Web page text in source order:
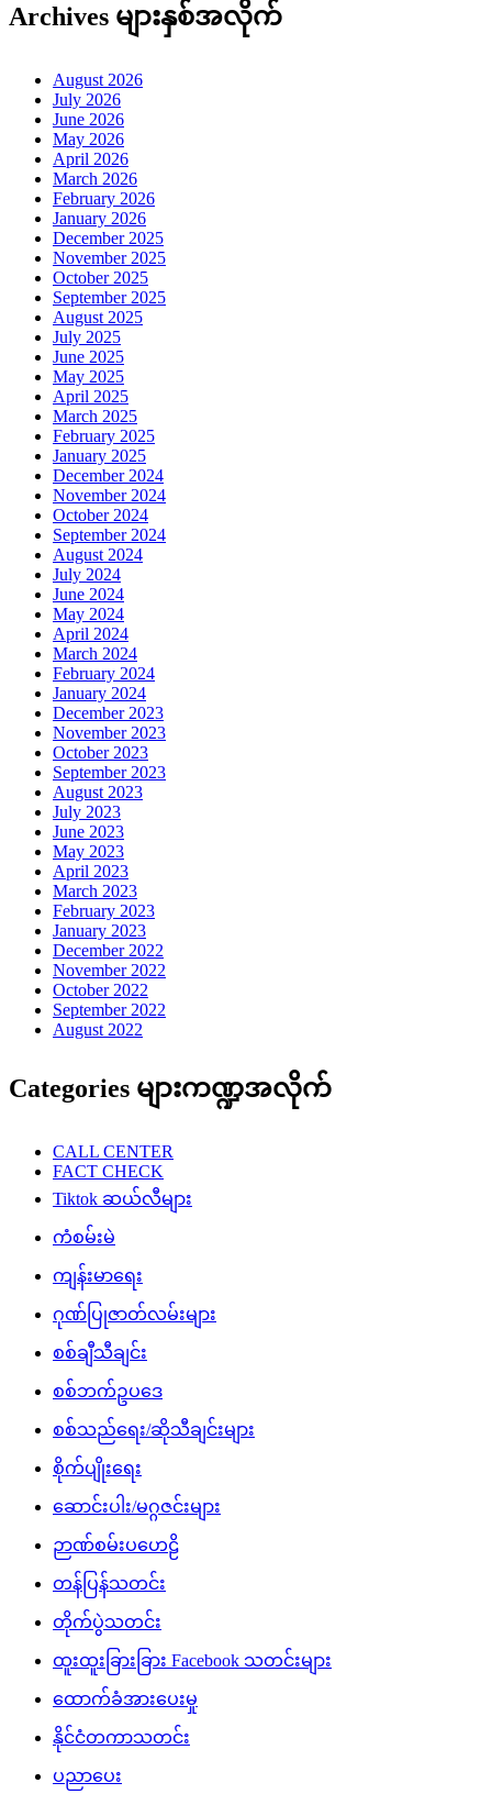
Archives များနှစ်အလိုက်
August 2026
July 2026
June 2026
May 2026
April 2026
March 2026
February 2026
January 2026
December 2025
November 2025
October 2025
September 2025
August 2025
July 2025
June 2025
May 2025
April 2025
March 2025
February 2025
January 2025
December 2024
November 2024
October 2024
September 2024
August 2024
July 2024
June 2024
May 2024
April 2024
March 2024
February 2024
January 2024
December 2023
November 2023
October 2023
September 2023
August 2023
July 2023
June 2023
May 2023
April 2023
March 2023
February 2023
January 2023
December 2022
November 2022
October 2022
September 2022
August 2022
Categories များကဏ္ဍအလိုက်
CALL CENTER
FACT CHECK
Tiktok ဆယ်လီများ
ကံစမ်းမဲ
ကျန်းမာရေး
ဂုဏ်ပြုဇာတ်လမ်းများ
စစ်ချီသီချင်း
စစ်ဘက်ဥပဒေ
စစ်သည်ရေး/ဆိုသီချင်းများ
စိုက်ပျိုးရေး
ဆောင်းပါး/မဂ္ဂဇင်းများ
ဉာဏ်စမ်းပဟေဠိ
တန်ပြန်သတင်း
တိုက်ပွဲသတင်း
ထူးထူးခြားခြား Facebook သတင်းများ
ထောက်ခံအားပေးမှု
နိုင်ငံတကာသတင်း
ပညာပေး